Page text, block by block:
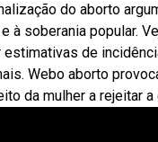
do aborto
à soberania popular.
de
Webo aborto
da mulher a rejeitar